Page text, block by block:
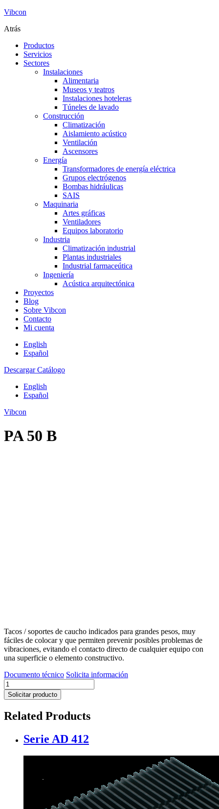
Vibcon
Atrás
Productos
Servicios
Sectores
Instalaciones
Alimentaria
Museos y teatros
Instalaciones hoteleras
Túneles de lavado
Construcción
Climatización
Aislamiento acústico
Ventilación
Ascensores
Energía
Transformadores de energía eléctrica
Grupos electrógenos
Bombas hidráulicas
SAIS
Maquinaria
Artes gráficas
Ventiladores
Equipos laboratorio
Industria
Climatización industrial
Plantas industriales
Industrial farmaceútica
Ingeniería
Acústica arquitectónica
Proyectos
Blog
Sobre Vibcon
Contacto
Mi cuenta
English
Español
Descargar Catálogo
English
Español
Vibcon
PA 50 B
Tacos / soportes de caucho indicados para grandes pesos, muy
fáciles de colocar y que permiten prevenir posibles problemas de
vibraciones, evitando el contacto directo de cualquier equipo con
una superficie o elemento constructivo.
Documento técnico Solicita información
PA
50
B
Solicitar producto
Related Products
Serie AD 412